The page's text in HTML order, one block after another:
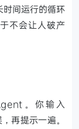
间运行的循环
不会让人破产
。你输入
再提示一遍。